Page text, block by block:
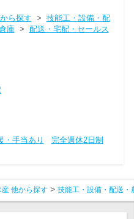
ら探す > 技能工・設備・配
庫> 配送・宅配・セールス
・手当あり
完全週休2日制
他から探す 技能工・設備・配送・